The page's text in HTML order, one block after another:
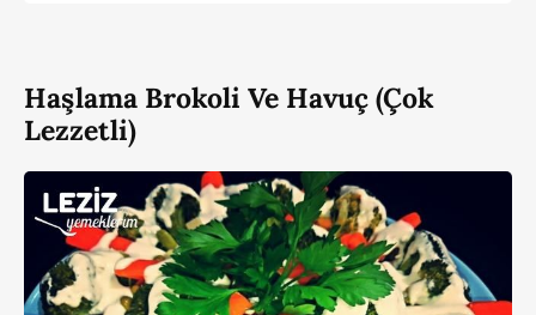
Haşlama Brokoli Ve Havuç (Çok
Lezzetli)